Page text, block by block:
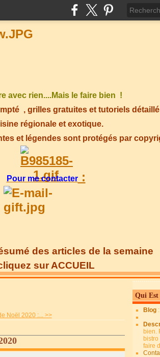
avec rien....Mais le faire bien !
, grilles gratuites et tutoriels
régionale et exotique.
et légendes sont protégés par
Pour me contacter:
des articles de la semaine
sur ACCUEIL
Noël 2020 :... >>
Qui Est
Blog
bien.
faire